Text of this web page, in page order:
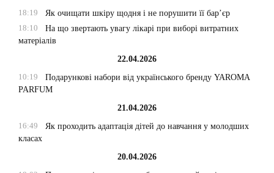
18:19
Як очищати шкіру щодня і не порушити її бар’єр
18:10
На що звертають увагу лікарі при виборі витратних
матеріалів
22.04.2026
10:19
Подарункові набори від українського бренду YAROMA
PARFUM
21.04.2026
16:49
Як проходить адаптація дітей до навчання у молодших
класах
20.04.2026